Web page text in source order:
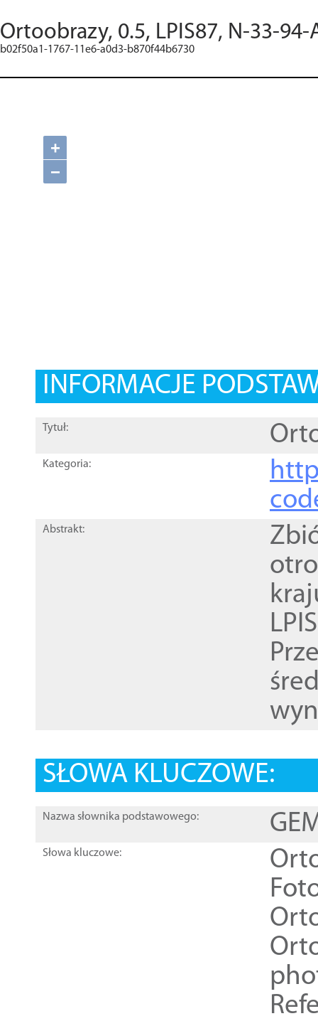
Ortoobrazy, 0.5, LPIS87, N-33-94-
b02f50a1-1767-11e6-a0d3-b870f44b6730
+
−
INFORMACJE
Tytuł:
Kategoria:
Abstrakt:
SŁOWA KLUCZOWE:
Nazwa słownika podstawowego:
Słowa kluczowe: